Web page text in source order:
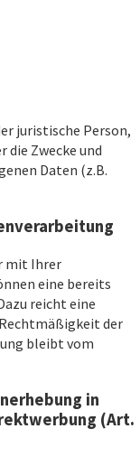
juristische Person,
die Zwecke und
Daten (z.B.
mit Ihrer
eine bereits
reicht eine
der
bleibt vom
in
(Art.